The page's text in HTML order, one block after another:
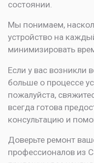
состоянии.
Мы понимаем,
устройство на
минимизировать
Если у вас возникли
больше о процессе
пожалуйста,
всегда готова
консультацию и
Доверьте ремонт
профессионалов из